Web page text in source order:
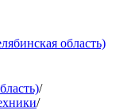
область)
/
/